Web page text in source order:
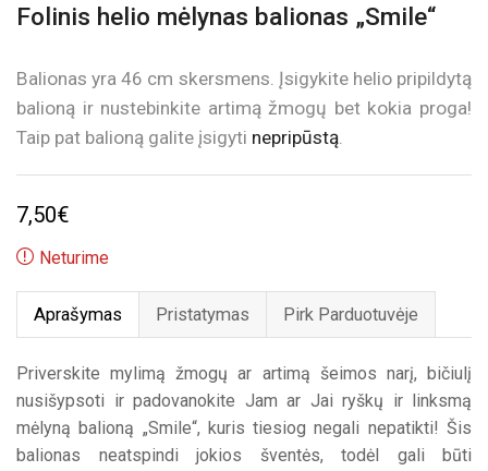
Folinis helio mėlynas balionas „Smile“
Balionas yra 46 cm skersmens. Įsigykite helio pripildytą
balioną ir nustebinkite artimą žmogų bet kokia proga!
Taip pat balioną galite įsigyti nepripūstą
7,50€
Neturime
Aprašymas Pristatymas Pirk Parduotuvėje
Priverskite mylimą žmogų ar artimą šeimos narį, bičiulį
nusišypsoti ir padovanokite Jam ar Jai ryškų ir linksmą
mėlyną balioną „Smile“, kuris tiesiog negali nepatikti! Šis
balionas neatspindi jokios šventės, todėl gali būti